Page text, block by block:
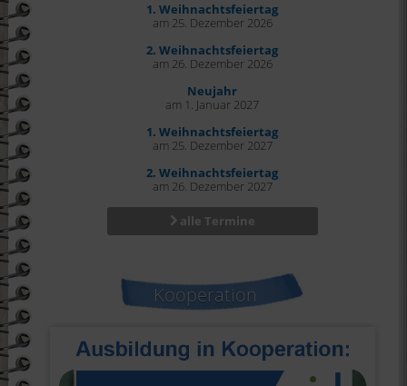
1. Weihnachtsfeiertag
am 25. Dezember 2026
2. Weihnachtsfeiertag
am 26. Dezember 2026
Neujahr
am 1. Januar 2027
1. Weihnachtsfeiertag
am 25. Dezember 2027
2. Weihnachtsfeiertag
am 26. Dezember 2027
alle Termine
Kooperation